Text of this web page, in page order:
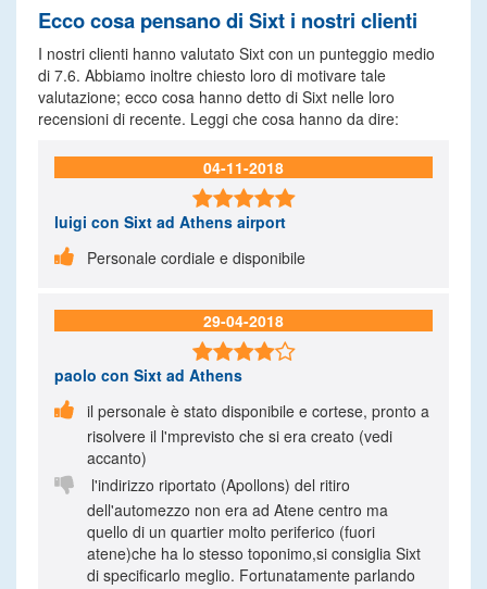
Ecco cosa pensano di Sixt i nostri clienti
I nostri clienti hanno valutato Sixt con un punteggio medio
di 7.6. Abbiamo inoltre chiesto loro di motivare tale
valutazione; ecco cosa hanno detto di Sixt nelle loro
recensioni di recente. Leggi che cosa hanno da dire:
04-11-2018

luigi con Sixt ad Athens airport

Personale cordiale e disponibile
29-04-2018

paolo con Sixt ad Athens
 il personale è stato disponibile e cortese, pronto a
risolvere il l'mprevisto che si era creato (vedi
accanto)

l'indirizzo riportato (Apollons) del ritiro
dell'automezzo non era ad Atene centro ma
quello di un quartier molto periferico (fuori
atene)che ha lo stesso toponimo,si consiglia Sixt
di specificarlo meglio. Fortunatamente parlando